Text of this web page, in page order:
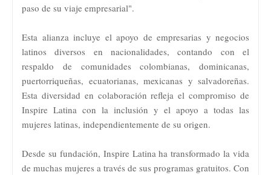
paso de su viaje empresarial".
Esta alianza incluye el apoyo de empresarias y negocios
latinos diversos en nacionalidades, contando con el
respaldo de comunidades colombianas, dominicanas,
puertorriqueñas, ecuatorianas, mexicanas y salvadoreñas.
Esta diversidad en colaboración refleja el compromiso de
Inspire Latina con la inclusión y el apoyo a todas las
mujeres latinas, independientemente de su origen.
Desde su fundación, Inspire Latina ha transformado la vida
de muchas mujeres a través de sus programas gratuitos. Con